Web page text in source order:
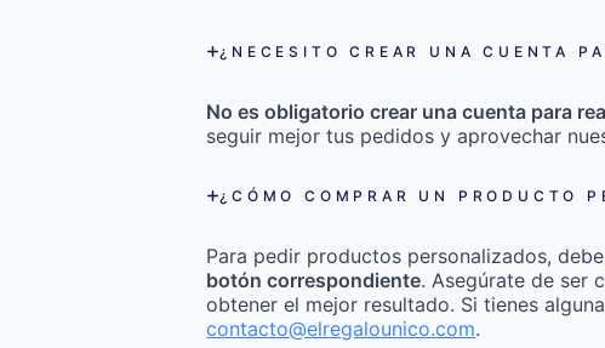
¿NECESITO CREAR UNA CUENTA
No es obligatorio crear una cuenta para
seguir mejor tus pedidos y aprovechar
¿CÓMO COMPRAR UN PRODUCTO
Para pedir productos personalizados,
botón correspondiente. Asegúrate de ser
obtener el mejor resultado. Si tienes
contacto@elregalounico.com.